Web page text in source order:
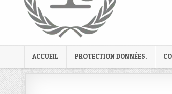
ACCUEIL PROTECTION DONNÉES.